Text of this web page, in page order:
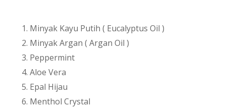
Minyak Kayu Putih ( Eucalyptus Oil )
Minyak Argan ( Argan Oil )
Peppermint
Aloe Vera
Epal Hijau
Menthol Crystal